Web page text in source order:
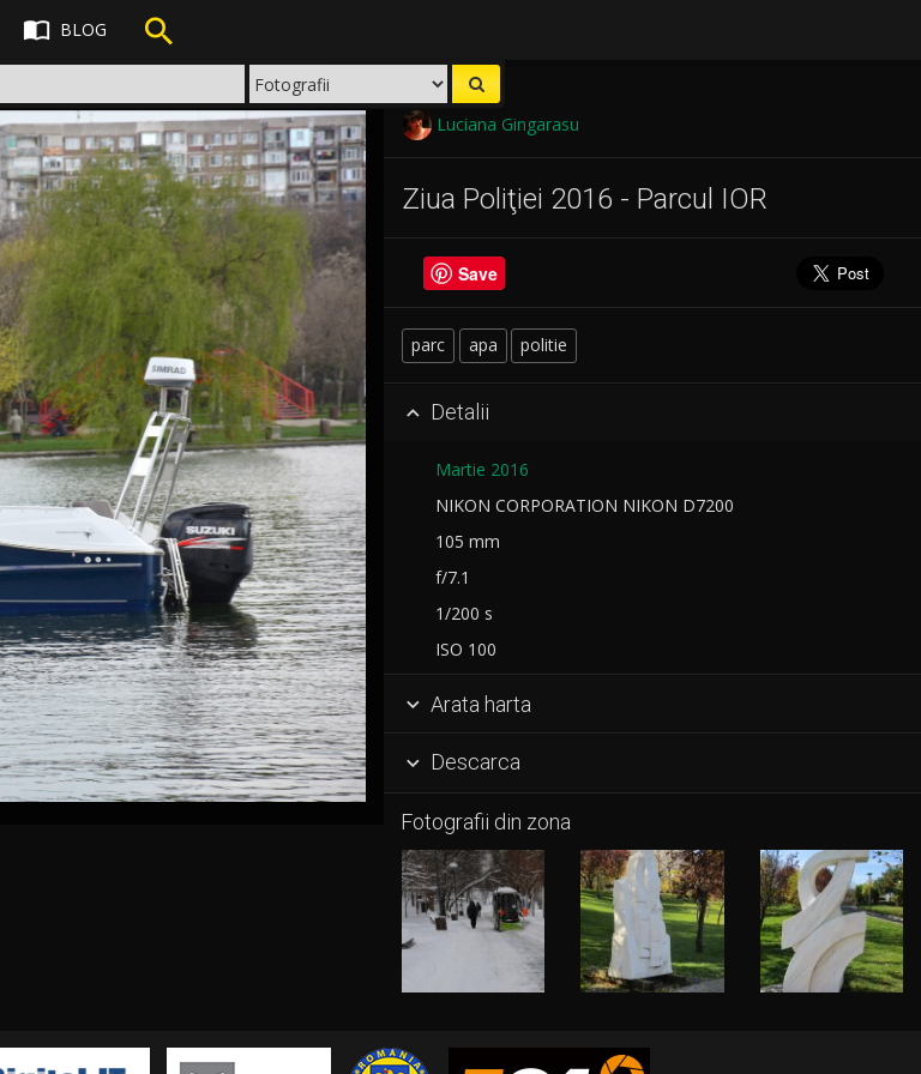
 BLOG 
Luciana Gingarasu
Ziua Poliţiei 2016 - Parcul IOR
Save
parc apa politie
 Detalii
Martie 2016
NIKON CORPORATION NIKON D7200
105 mm
f/7.1
1/200 s
ISO 100
 Arata harta
 Descarca
Fotografii din zona